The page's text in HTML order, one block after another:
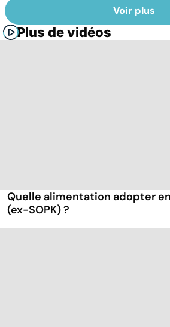
Voir plus
Plus de vidéos
Quelle alimentation adopter
(ex-SOPK) ?